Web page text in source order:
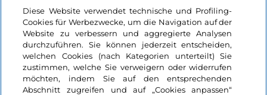
Login
Bleiben wir in Kontakt
Diese Website verwendet technische und Profiling-
Cookies für Werbezwecke, um die Navigation auf der
Website zu verbessern und aggregierte Analysen
durchzuführen. Sie können jederzeit entscheiden,
welchen Cookies (nach Kategorien unterteilt) Sie
zustimmen, welche Sie verweigern oder widerrufen
möchten, indem Sie auf den entsprechenden
Abschnitt zugreifen und auf „Cookies anpassen“